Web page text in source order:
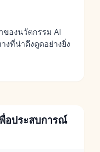
องนวัตกรรม AI
งที่น่าดึงดูดอย่างยิ่ง
อประสบการณ์